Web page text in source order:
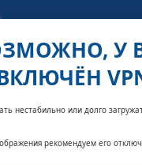
У
нестабильно или долго
рекомендуем его
РАСЧЁТ СТОИМОСТИ